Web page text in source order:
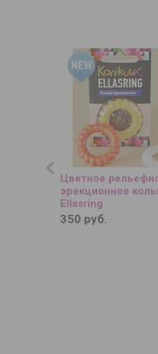
Цветное
эрекционное
Ellasring
350 руб.